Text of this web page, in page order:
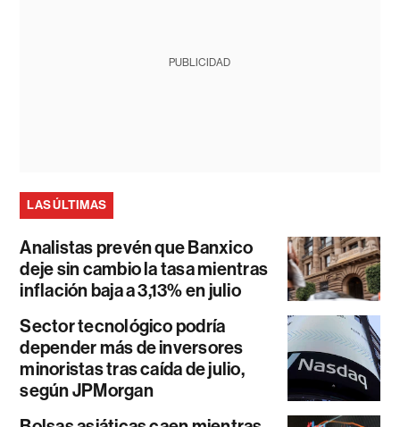
PUBLICIDAD
LAS ÚLTIMAS
Analistas prevén que Banxico
deje sin cambio la tasa mientras
inflación baja a 3,13% en julio
Sector tecnológico podría
depender más de inversores
minoristas tras caída de julio,
según JPMorgan